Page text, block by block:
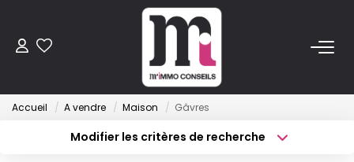
ACHETER
Anciens
Programmes Neufs
Accueil A vendre Maison Gâvres
Modifier les critères de recherche